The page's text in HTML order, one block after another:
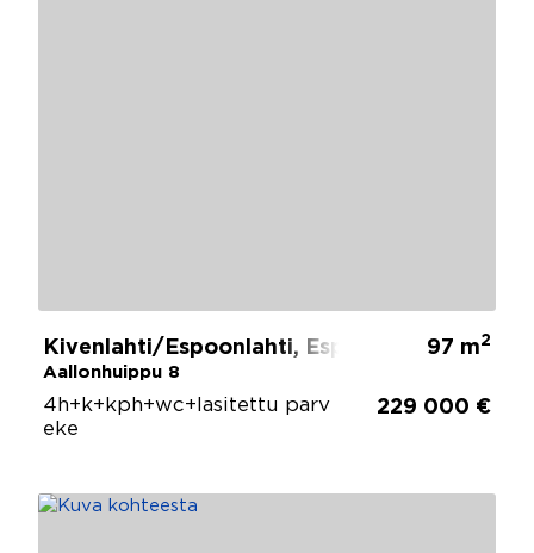
Kivenlahti/Espoonlahti, Espoo
Aallonhuippu 8
97 m2
4h+k+kph+wc+lasitettu parv
eke
229 000 €